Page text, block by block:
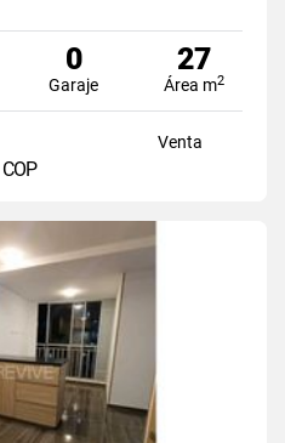
0
Garaje
27
Área m2
Venta
COP